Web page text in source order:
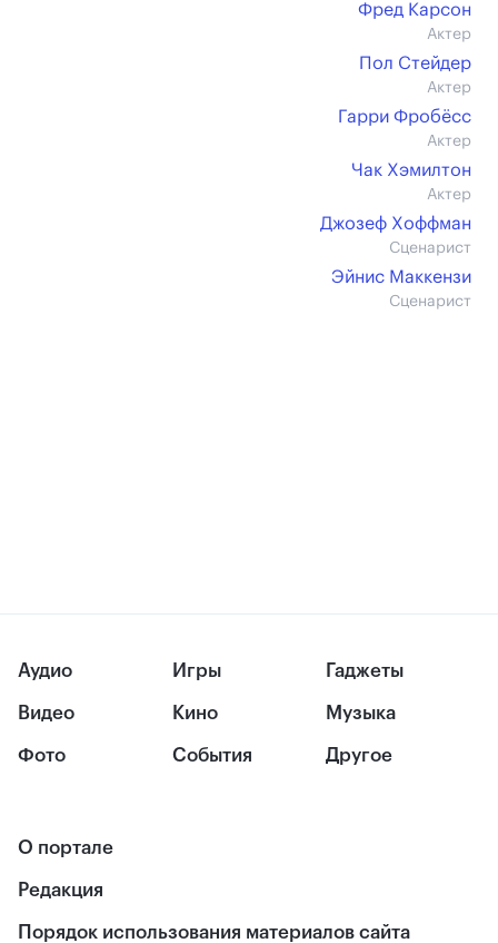
Фред Карсон
Актер
Пол Стейдер
Актер
Гарри Фробёсс
Актер
Чак Хэмилтон
Актер
Джозеф Хоффман
Сценарист
Эйнис Маккензи
Сценарист
Аудио
Видео
Фото
Игры
Кино
События
Гаджеты
Музыка
Другое
О портале
Редакция
Порядок использования материалов сайта